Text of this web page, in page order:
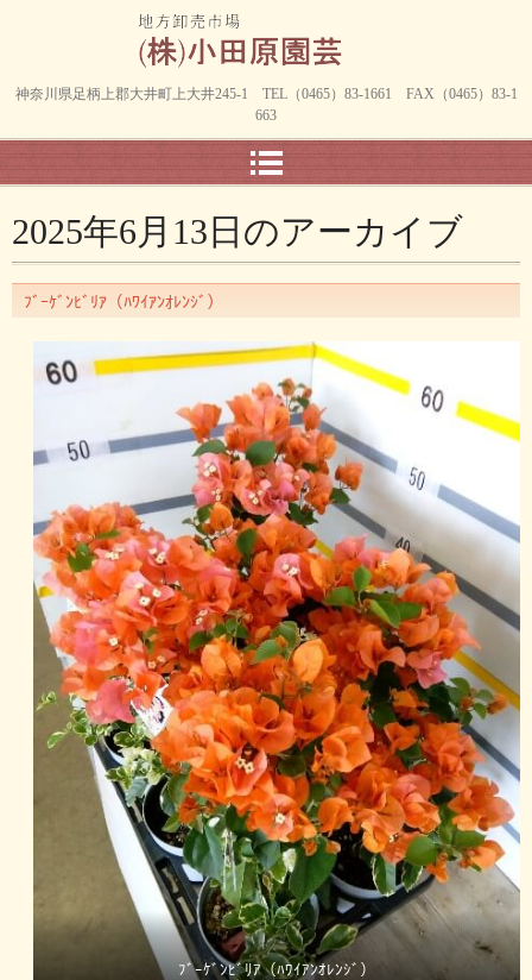
神奈川県足柄上郡大井町上大井245-1 TEL（0465）83-1661 FAX（0465）83-1
663
2025年6月13日 のアーカイブ
ﾌﾞｰｹﾞﾝﾋﾞﾘｱ（ﾊﾜｲｱﾝｵﾚﾝｼﾞ）
ﾌﾞｰｹﾞﾝﾋﾞﾘｱ（ﾊﾜｲｱﾝｵﾚﾝｼﾞ）